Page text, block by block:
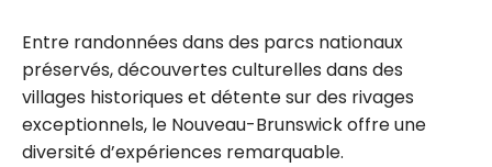
Entre randonnées dans des parcs nationaux
préservés, découvertes culturelles dans des
villages historiques et détente sur des rivages
exceptionnels, le Nouveau-Brunswick offre une
diversité d’expériences remarquable.